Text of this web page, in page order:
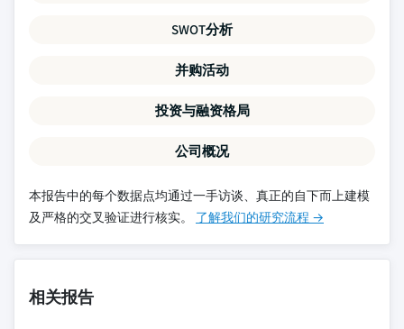
SWOT分析
并购活动
投资与融资格局
公司概况
本报告中的每个数据点均通过一手访谈、真正的自下而上建模
及严格的交叉验证进行核实。 了解我们的研究流程 →
相关报告